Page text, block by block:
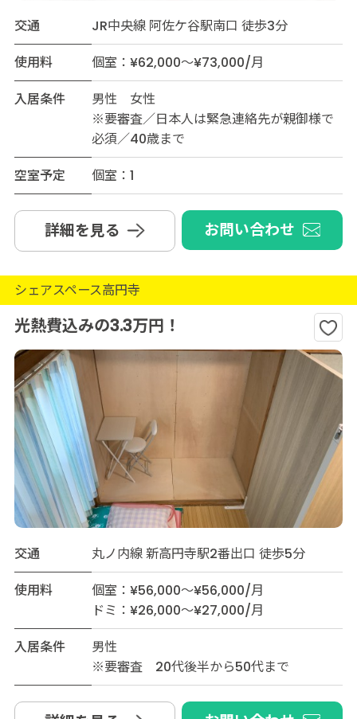
交通
JR中央線 阿佐ケ谷駅南口 徒歩3分
使用料
個室：¥62,000～¥73,000/月
入居条件
男性 女性
※要審査／日本人は緊急連絡先が親御様で
必須／40歳まで
空室予定
個室：1
詳細を見る お問い合わせ
シェアスペース高円寺
光熱費込みの3.3万円！
交通
丸ノ内線 新高円寺駅2番出口 徒歩5分
使用料
個室：¥56,000～¥56,000/月
ドミ：¥26,000～¥27,000/月
入居条件
男性
※要審査 20代後半から50代まで